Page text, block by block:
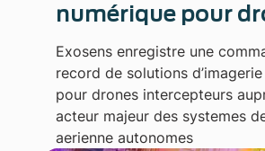
numérique pour
Exosens enregistre une
record de solutions
pour drones intercepteurs
acteur majeur des systemes
aerienne autonomes